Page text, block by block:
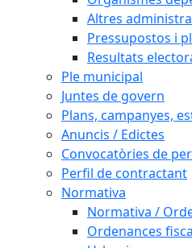
Altres
Pressupostos i
Resultats
Ple municipal
Juntes de govern
Plans, campanyes,
Anuncis / Edictes
Convocatòries de
Perfil de contractant
Normativa
Normativa /
Ordenances